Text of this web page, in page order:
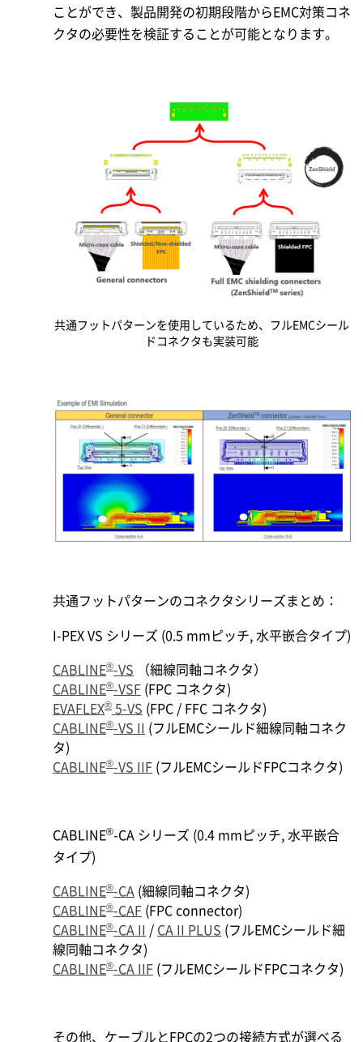
ことができ、製品開発の初期段階からEMC対策コネ
クタの必要性を検証することが可能となります。
共通フットパターンを使用しているため、フルEMCシール
ドコネクタも実装可能
共通フットパターンのコネクタシリーズまとめ：
I-PEXVS シリーズ (0.5 mmピッチ, 水平嵌合タイプ)
CABLINE®-VS （細線同軸コネクタ）
CABLINE®-VSF (FPC コネクタ)
EVAFLEX® 5-VS (FPC / FFC コネクタ)
CABLINE®-VS II (フルEMCシールド細線同軸コネク
タ)
CABLINE®-VS IIF (フルEMCシールドFPCコネクタ)
CABLINE®-CA シリーズ (0.4 mmピッチ, 水平嵌合
タイプ)
CABLINE®-CA (細線同軸コネクタ)
CABLINE®-CAF (FPC connector)
CABLINE®-CA II / CA II PLUS (フルEMCシールド細
線同軸コネクタ)
CABLINE®-CA IIF (フルEMCシールドFPCコネクタ)
その他、ケーブルとFPCの2つの接続方式が選べる